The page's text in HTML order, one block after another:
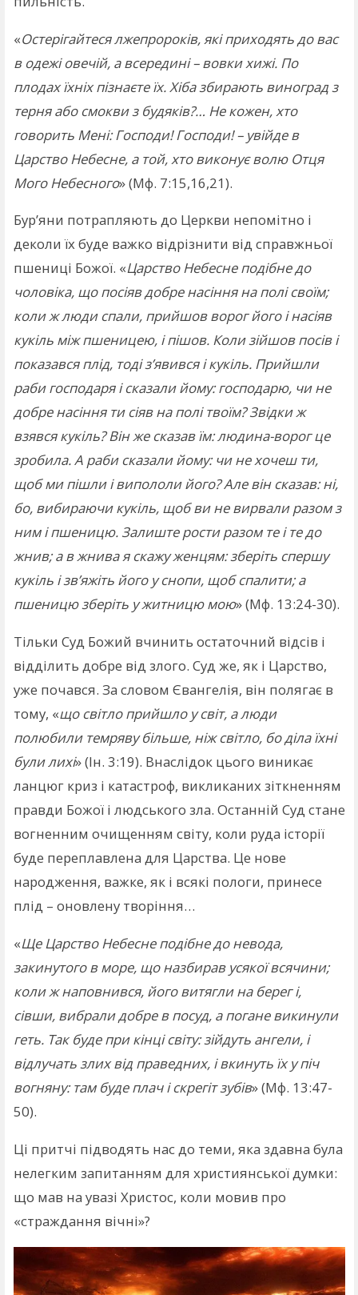
«Остерігайтеся лжепророків, які приходять до вас
в одежі овечій, а всередині – вовки хижі. По
плодах їхніх пізнаєте їх. Хіба збирають виноград з
терня або смокви з будяків?… Не кожен, хто
говорить Мені: Господи! Господи! – увійде в
Царство Небесне, а той, хто виконує волю Отця
Мого Небесного» (Мф. 7:15,16,21).
Бур’яни потрапляють до Церкви непомітно і
деколи їх буде важко відрізнити від справжньої
пшениці Божої. «Царство Небесне подібне до
чоловіка, що посіяв добре насіння на полі своїм;
коли ж люди спали, прийшов ворог його і насіяв
кукіль між пшеницею, і пішов. Коли зійшов посів і
показався плід, тоді з’явився і кукіль. Прийшли
раби господаря і сказали йому: господарю, чи не
добре насіння ти сіяв на полі твоїм? Звідки ж
взявся кукіль? Він же сказав їм: людина-ворог це
зробила. А раби сказали йому: чи не хочеш ти,
щоб ми пішли і випололи його? Але він сказав: ні,
бо, вибираючи кукіль, щоб ви не вирвали разом з
ним і пшеницю. Залиште рости разом те і те до
жнив; а в жнива я скажу женцям: зберіть спершу
кукіль і зв’яжіть його у снопи, щоб спалити; а
пшеницю зберіть у житницю мою» (Мф. 13:24-30).
Тільки Суд Божий вчинить остаточний відсів і
відділить добре від злого. Суд же, як і Царство,
уже почався. За словом Євангелія, він полягає в
тому, «що світло прийшло у світ, а люди
полюбили темряву більше, ніж світло, бо діла їхні
були лихі» (Ін. 3:19). Внаслідок цього виникає
ланцюг криз і катастроф, викликаних зіткненням
правди Божої і людського зла. Останній Суд стане
вогненним очищенням світу, коли руда історії
буде переплавлена для Царства. Це нове
народження, важке, як і всякі пологи, принесе
плід – оновлену творіння…
«Ще Царство Небесне подібне до невода,
закинутого в море, що назбирав усякої всячини;
коли ж наповнився, його витягли на берег і,
сівши, вибрали добре в посуд, а погане викинули
геть. Так буде при кінці світу: зійдуть ангели, і
відлучать злих від праведних, і вкинуть їх у піч
вогняну: там буде плач і скрегіт зубів» (Мф. 13:47-
50).
Ці притчі підводять нас до теми, яка здавна була
нелегким запитанням для християнської думки:
що мав на увазі Христос, коли мовив про
«страждання вічні»?